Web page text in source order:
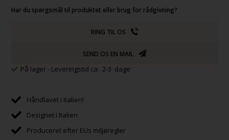
Har du spørgsmål til produktet eller brug for rådgivning?
RING TIL OS
SEND OS EN MAIL
På lager - Leveringstid ca: 2-3 dage
Håndlavet i Italien!
Designet i Italien
Produceret efter EUs miljøregler